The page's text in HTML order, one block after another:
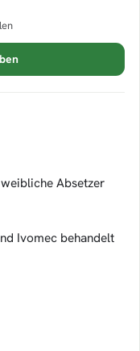
Absetzer
Ivomec behandelt